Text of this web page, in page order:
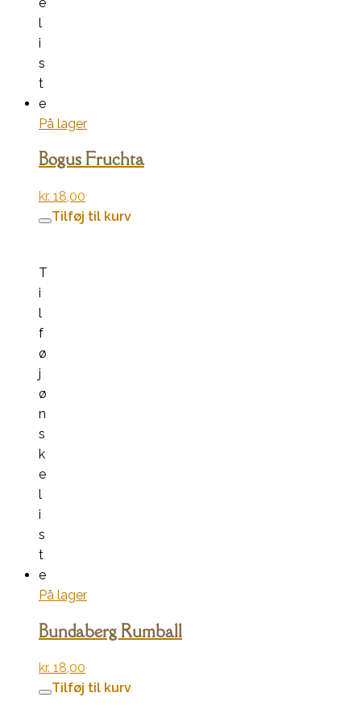
l
i
s
t
e
På lager
Bogus Fruchta
kr. 18,00
Tilføj til kurv
T
i
l
f
ø
j
ø
n
s
k
e
l
i
s
t
e
På lager
Bundaberg Rumball
kr. 18,00
Tilføj til kurv